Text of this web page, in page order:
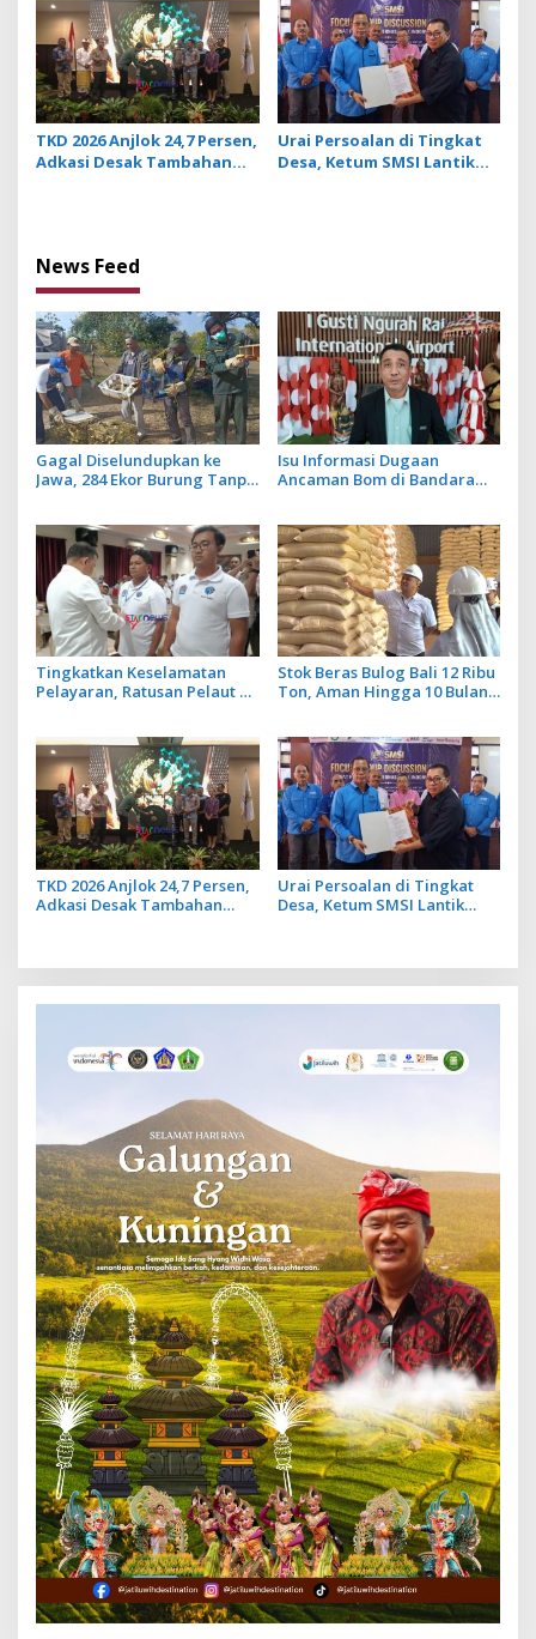
TKD 2026 Anjlok 24,7 Persen,
Adkasi Desak Tambahan
Urai Persoalan di Tingkat
Desa, Ketum SMSI Lantik
News Feed
Gagal Diselundupkan ke
Jawa, 284 Ekor Burung Tanpa
Isu Informasi Dugaan
Ancaman Bom di Bandara
Lancar
Tingkatkan Keselamatan
Pelayaran, Ratusan Pelaut di
Stok Beras Bulog Bali 12 Ribu
Ton, Aman Hingga 10 Bulan
TKD 2026 Anjlok 24,7 Persen,
Adkasi Desak Tambahan
Urai Persoalan di Tingkat
Desa, Ketum SMSI Lantik